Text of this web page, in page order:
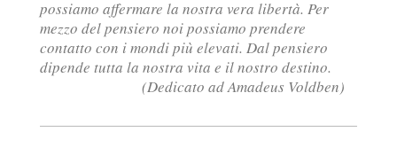
possiamo affermare la nostra vera libertà. Per
mezzo del pensiero noi possiamo prendere
contatto con i mondi più elevati. Dal pensiero
dipende tutta la nostra vita e il nostro destino.
(Dedicato ad Amadeus Voldben)